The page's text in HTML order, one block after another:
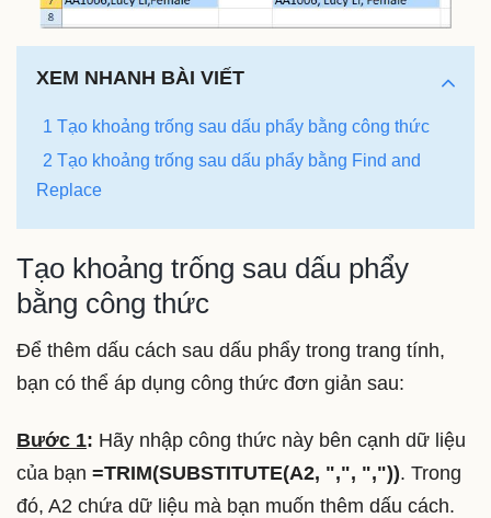
XEM NHANH BÀI VIẾT
1 Tạo khoảng trống sau dấu phẩy bằng công thức
2 Tạo khoảng trống sau dấu phẩy bằng Find and
Replace
Tạo khoảng trống sau dấu phẩy
bằng công thức
Để thêm dấu cách sau dấu phẩy trong trang tính,
bạn có thể áp dụng công thức đơn giản sau:
Bước 1: Hãy nhập công thức này bên cạnh dữ liệu
của bạn =TRIM(SUBSTITUTE(A2, ",", ",")). Trong
đó, A2 chứa dữ liệu mà bạn muốn thêm dấu cách.